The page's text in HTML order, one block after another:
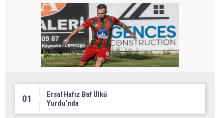
01
Ersal Hafız Baf Ülkü
Yurdu'nda